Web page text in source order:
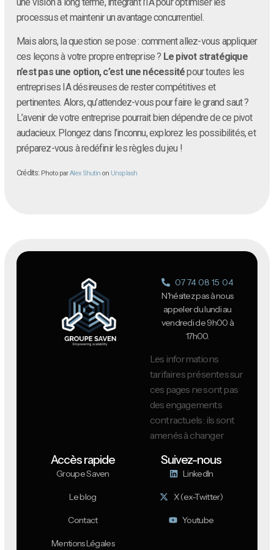
processus et maintenir un avantage concurrentiel.
Mais alors, la question se pose : comment allez-vous appliquer
ces leçons à votre propre entreprise ? Le pivot stratégique
n’est pas une option, c’est une nécessitépour toutes les
entreprises IA désireuses de rester compétitives et
pertinentes. Alors, qu’attendez-vous pour faire le grand saut ?
L’avenir de votre entreprise pourrait bien dépendre de ce pivot
audacieux. Plongez dans l’inconnu, explorez les possibilités, et
préparez-vous à redéfinir les règles du jeu !
Crédits: Photo parAlex Shutin on Unsplash
07 74 08 15 04
N'hésitez pas à nous
appeler du lundi au
vendredi de 9h00 à
17h00.
Les informations
tarifaires présentes sur
ces pages ne sont pas
des engagements
contractuels : ils sont
amenés à changer
Accès rapide
Groupe Saven
Le blog
Contact
Mentions Légales
Suivez-nous
LinkedIn
X (ex-Twitter)
Youtube